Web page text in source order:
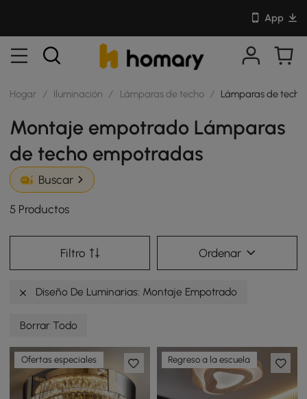
App
Hogar / Iluminación / Lámparas de techo / Lámparas de
Montaje empotrado Lámparas
de techo empotradas
Buscar
5 Productos
Filtro Ordenar
Diseño De Luminarias: Montaje Empotrado
Borrar Todo
Ofertas especiales Regreso a la escuela